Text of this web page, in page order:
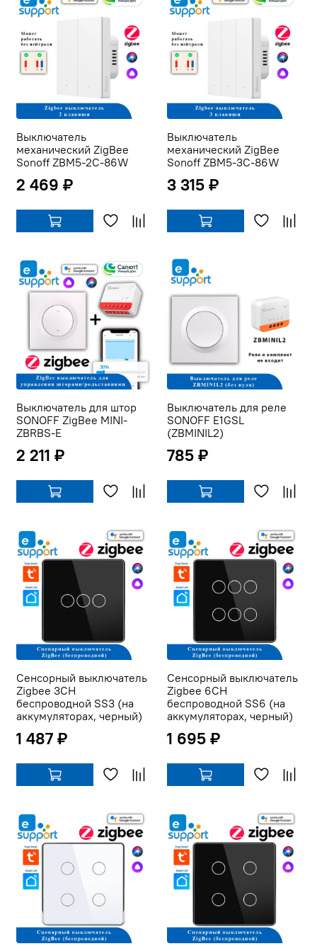
Выключатель
механический ZigBee
Sonoff ZBM5-2C-86W
2 469 ₽
Выключатель
механический ZigBee
Sonoff ZBM5-3C-86W
3 315 ₽
Выключатель для штор
SONOFF ZigBee MINI-
ZBRBS-E
2 211 ₽
Выключатель для реле
SONOFF E1GSL
(ZBMINIL2)
785 ₽
Сенсорный выключатель
Zigbee 3CH
беспроводной SS3 (на
аккумуляторах, черный)
1 487 ₽
Сенсорный выключатель
Zigbee 6CH
беспроводной SS6 (на
аккумуляторах, черный)
1 695 ₽